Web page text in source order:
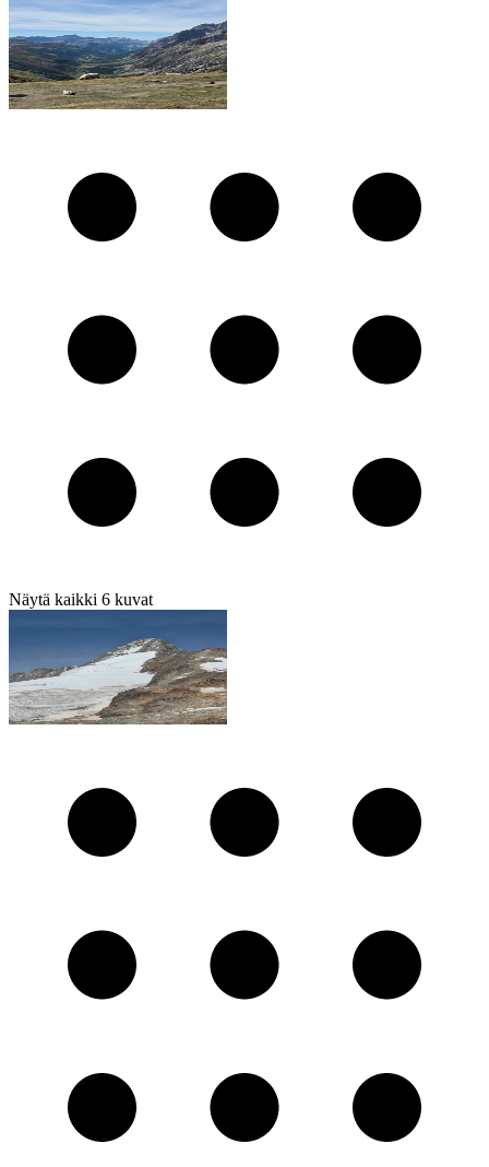
Näytä kaikki 6 kuvat